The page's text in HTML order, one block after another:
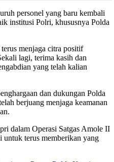
personel yang baru kembali
institusi Polri, khususnya Polda
menjaga citra positif
lagi, terima kasih dan
yang telah kalian
dan dukungan Polda
berjuang menjaga keamanan
dalam Operasi Satgas Amole II
untuk terus memberikan yang